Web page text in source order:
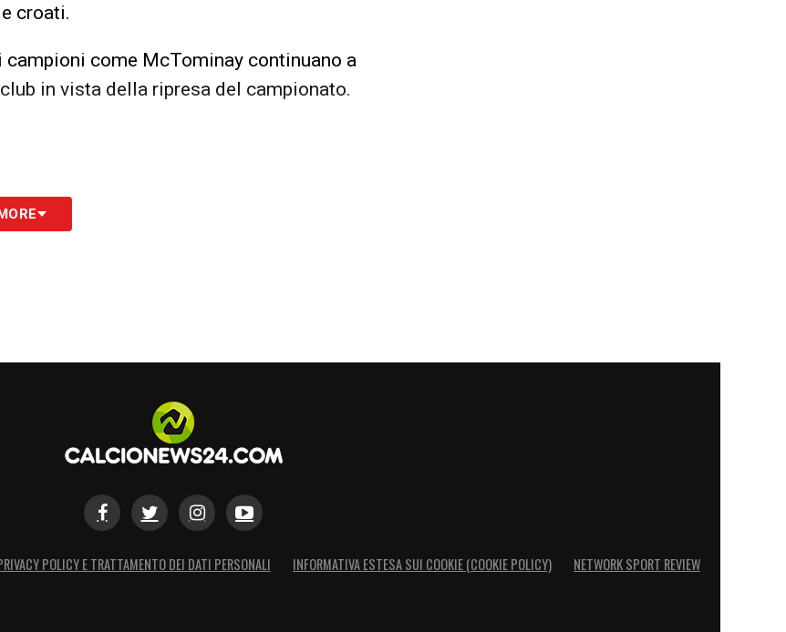
croati.
come McTominay continuano a
in vista della ripresa del campionato.
POLICY E TRATTAMENTO DEI DATI PERSONALI INFORMATIVA ESTESA SUI COOKIE (COOKIE POLICY) NETWORK SPORT REVIEW